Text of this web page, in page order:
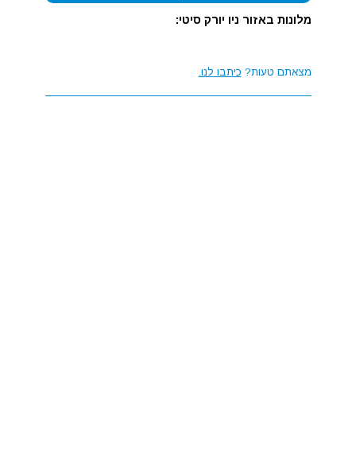
מלונות באזור ניו יורק סיטי:
מצאתם טעות? כיתבו לנו.